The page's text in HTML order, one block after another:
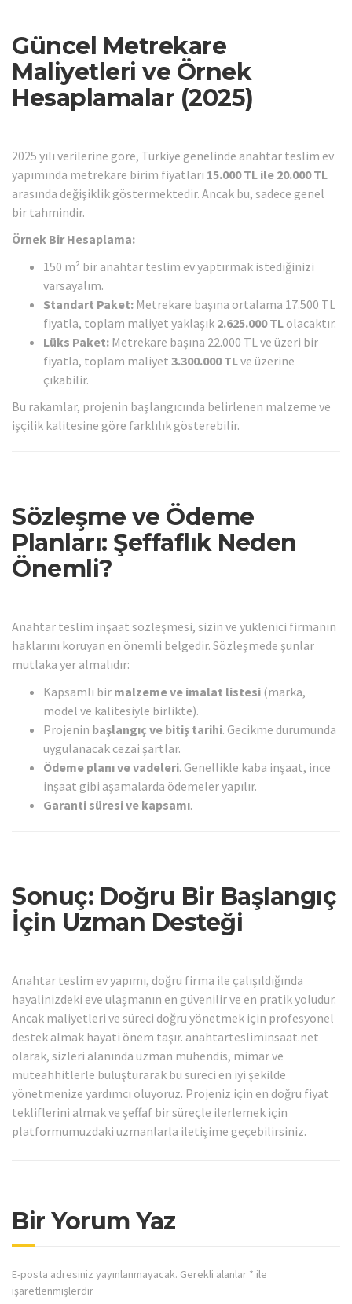
Güncel Metrekare
Maliyetleri ve Örnek
Hesaplamalar (2025)
2025 yılı verilerine göre, Türkiye genelinde anahtar teslim ev
yapımında metrekare birim fiyatları 15.000 TL ile 20.000 TL
arasında değişiklik göstermektedir. Ancak bu, sadece genel
bir tahmindir.
Örnek Bir Hesaplama:
150 m² bir anahtar teslim ev yaptırmak istediğinizi
varsayalım.
Standart Paket: Metrekare başına ortalama 17.500 TL
fiyatla, toplam maliyet yaklaşık 2.625.000 TL olacaktır.
Lüks Paket: Metrekare başına 22.000 TL ve üzeri bir
fiyatla, toplam maliyet 3.300.000 TLve üzerine
çıkabilir.
Bu rakamlar, projenin başlangıcında belirlenen malzeme ve
işçilik kalitesine göre farklılık gösterebilir.
Sözleşme ve Ödeme
Planları: Şeffaflık Neden
Önemli?
Anahtar teslim inşaat sözleşmesi, sizin ve yüklenici firmanın
haklarını koruyan en önemli belgedir. Sözleşmede şunlar
mutlaka yer almalıdır:
Kapsamlı bir malzeme ve imalat listesi (marka,
model ve kalitesiyle birlikte).
Projenin başlangıç ve bitiş tarihi. Gecikme durumunda
uygulanacak cezai şartlar.
Ödeme planı ve vadeleri. Genellikle kaba inşaat, ince
inşaat gibi aşamalarda ödemeler yapılır.
Garanti süresi ve kapsamı.
Sonuç: Doğru Bir Başlangıç
İçin Uzman Desteği
Anahtar teslim ev yapımı, doğru firma ile çalışıldığında
hayalinizdeki eve ulaşmanın en güvenilir ve en pratik yoludur.
Ancak maliyetleri ve süreci doğru yönetmek için profesyonel
destek almak hayati önem taşır. anahtartesliminsaat.net
olarak, sizleri alanında uzman mühendis, mimar ve
müteahhitlerle buluşturarak bu süreci en iyi şekilde
yönetmenize yardımcı oluyoruz. Projeniz için en doğru fiyat
tekliflerini almak ve şeffaf bir süreçle ilerlemek için
platformumuzdaki uzmanlarla iletişime geçebilirsiniz.
Bir Yorum Yaz
E-posta adresiniz yayınlanmayacak. Gerekli alanlar * ile
işaretlenmişlerdir